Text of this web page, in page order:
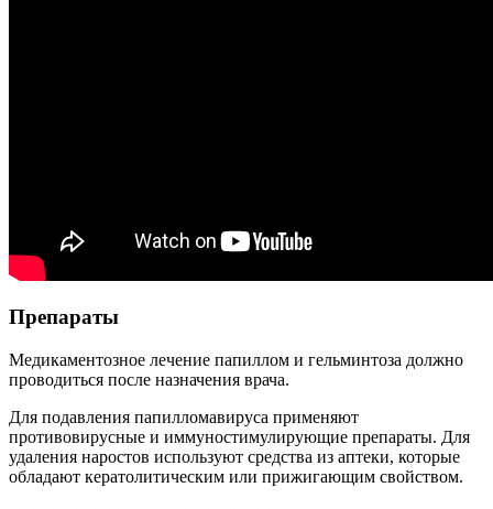
Препараты
Медикаментозное лечение папиллом и гельминтоза должно
проводиться после назначения врача.
Для подавления папилломавируса применяют
противовирусные и иммуностимулирующие препараты. Для
удаления наростов используют средства из аптеки, которые
обладают кератолитическим или прижигающим свойством.